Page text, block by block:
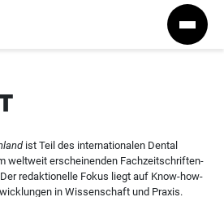
ist Teil des internationalen Dental
weltweit erscheinenden Fachzeitschriften-
redaktionelle Fokus liegt auf Know-how-
in Wissenschaft und Praxis.